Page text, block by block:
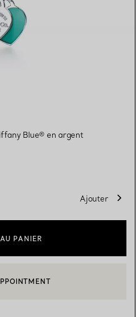
Blue® en argent
Ajouter
PANIER
CLIENT OU PRENDRE RENDEZ-